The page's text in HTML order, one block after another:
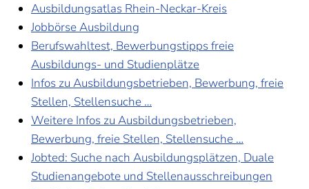
Ausbildungsatlas Rhein-Neckar-Kreis
Jobbörse Ausbildung
Berufswahltest, Bewerbungstipps freie
Ausbildungs- und Studienplätze
Infos zu Ausbildungsbetrieben, Bewerbung, freie
Stellen, Stellensuche …
Weitere Infos zu Ausbildungsbetrieben,
Bewerbung, freie Stellen, Stellensuche …
Jobted: Suche nach Ausbildungsplätzen, Duale
Studienangebote und Stellenausschreibungen